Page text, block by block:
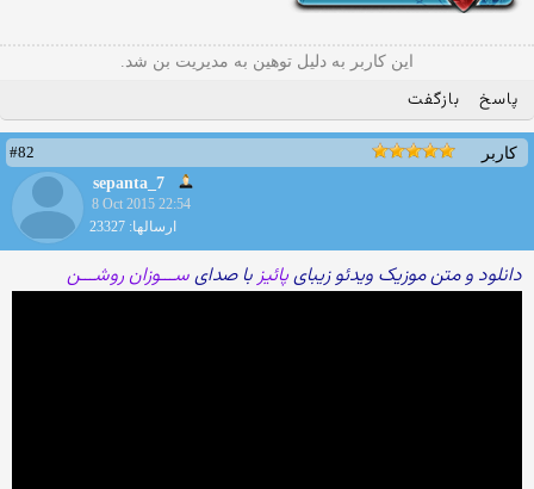
این کاربر به دلیل توهین به مدیریت بن شد.
پاسخ بازگفت
کاربر
#82
sepanta_7
8 Oct 2015 22:54
ارسالها: 23327
دانلود و متن موزیک ویدئو زیبایپائیزبا صدایســـوزان روشـــن